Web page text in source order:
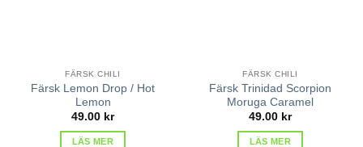
FÄRSK CHILI
Färsk Lemon Drop / Hot
Lemon
49.00 kr
LÄS MER
FÄRSK CHILI
Färsk Trinidad Scorpion
Moruga Caramel
49.00 kr
LÄS MER